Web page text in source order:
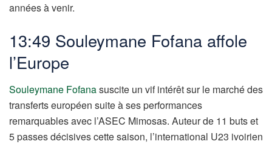
années à venir.
13:49 Souleymane Fofana affole
l’Europe
Souleymane Fofanasuscite un vif intérêt sur le marché des
transferts européen suite à ses performances
remarquables avec l’ASEC Mimosas. Auteur de 11 buts et
5 passes décisives cette saison, l’international U23 ivoirien